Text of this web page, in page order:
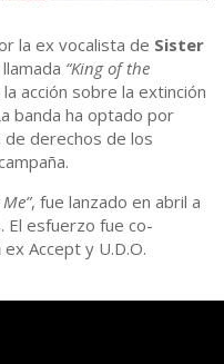
la ex vocalista de Sister
“King of the
acción sobre la extinción
banda ha optado por
de derechos de los
, fue lanzado en abril a
El esfuerzo fue co-
ex Accept y U.D.O.